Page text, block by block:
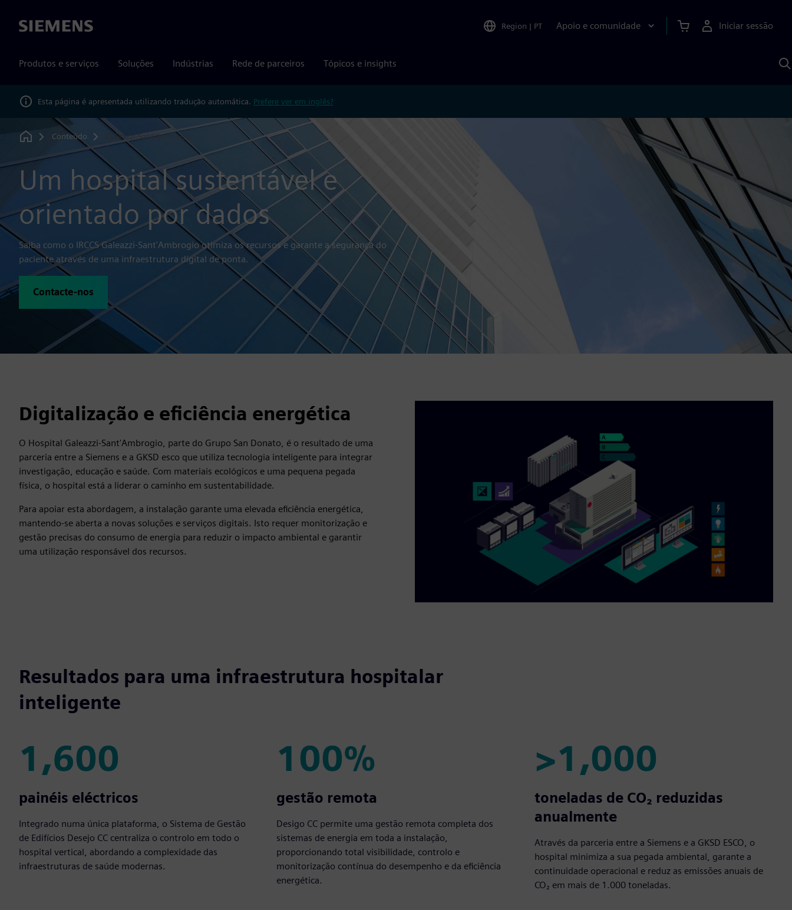
Siemens Region | PT Apoio e comunidade Iniciar sessão
Produtos e serviços Soluções Indústrias Rede de parceiros Tópicos e insights
Esta página é apresentada utilizando tradução automática. Prefere ver em inglês?
Home
Conteúdo Galeazzi-Sant'Ambrogio
Um hospital sustentável e
orientado por dados
Saiba como o IRCCS Galeazzi-Sant'Ambrogio otimiza os recursos e garante a segurança do
paciente através de uma infraestrutura digital de ponta.
Contacte-nos
Digitalização e eficiência energética
O Hospital Galeazzi-Sant'Ambrogio, parte do Grupo San Donato, é o resultado de uma
parceria entre a Siemens e a GKSD esco que utiliza tecnologia inteligente para integrar
investigação, educação e saúde. Com materiais ecológicos e uma pequena pegada
física, o hospital está a liderar o caminho em sustentabilidade.
Para apoiar esta abordagem, a instalação garante uma elevada eficiência energética,
mantendo-se aberta a novas soluções e serviços digitais. Isto requer monitorização e
gestão precisas do consumo de energia para reduzir o impacto ambiental e garantir
uma utilização responsável dos recursos.
Resultados para uma infraestrutura hospitalar
inteligente
1,600
1,600
painéis eléctricos
Integrado numa única plataforma, o Sistema de Gestão
de Edifícios Desejo CC centraliza o controlo em todo o
hospital vertical, abordando a complexidade das
infraestruturas de saúde modernas.
100%
100%
gestão remota
Desigo CC permite uma gestão remota completa dos
sistemas de energia em toda a instalação,
proporcionando total visibilidade, controlo e
monitorização contínua do desempenho e da eficiência
energética.
>1,000
>1,000
toneladas de CO₂ reduzidas
anualmente
Através da parceria entre a Siemens e a GKSD ESCO, o
hospital minimiza a sua pegada ambiental, garante a
continuidade operacional e reduz as emissões anuais de
CO₂ em mais de 1.000 toneladas.